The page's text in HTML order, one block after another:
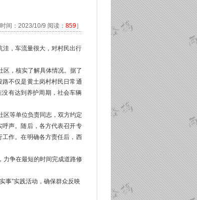
间：2023/10/9 阅读： 859］
洼，车流量很大，对村民出行
，核实了解具体情况。据了
不仅是黄土岗村村民日常通
有达到养护周期，社会车辆
区等单位负责同志，双方约定
声。随后，各方代表召开专
作。在明确各方责任后，西
力争在最短的时间完成道路修
事”实践活动，确保群众反映